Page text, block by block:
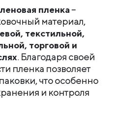
пленка–
материал,
текстильной,
торговой и
. Благодаря своей
пленка позволяет
что особенно
и контроля